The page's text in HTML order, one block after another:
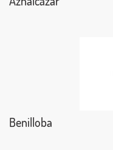
Benilloba